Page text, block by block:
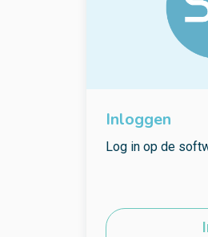
Inloggen
Log in op de